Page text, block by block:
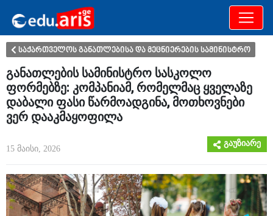
განათლება
საქართველოს განათლებისა და მეცნიერების სამინისტრო
განათლების სამინისტრო სასკოლო
ფორმებზე: კომპანიამ, რომელმაც ყველაზე
დაბალი ფასი წარმოადგინა, მოთხოვნები
ვერ დააკმაყოფილა
15 მაისი, 2026
გაუზიარე